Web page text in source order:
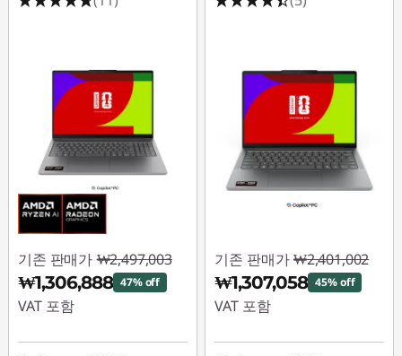
기존 판매가 ₩2,497,003
₩1,306,888 47% off
VAT 포함
즉시 할인: :-
기존 판매가 ₩2,401,002
₩1,307,058 45% off
VAT 포함
즉시 할인: :-